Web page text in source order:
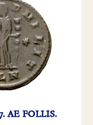
AE FOLLIS.